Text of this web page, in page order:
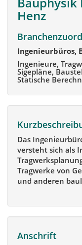
Henz
Ingenieurbüros,
Ingenieure,
Sigepläne,
Statische
Das
versteht sich als
Tragwerke von
und anderen
Anschrift